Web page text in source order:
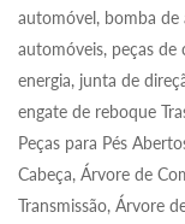
automóvel, bomba de
automóveis, peças de
energia, junta de
engate de reboque
Peças para Pés
Cabeça, Árvore de
Transmissão, Árvore